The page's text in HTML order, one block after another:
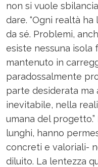
non si vuole
dare. “Ogni realtà
da sé. Problemi,
esiste nessuna isola
mantenuto in
paradossalmente
parte desiderata
inevitabile, nella
umana del
lunghi, hanno
concreti e valoriali-
diluito. La lentezza